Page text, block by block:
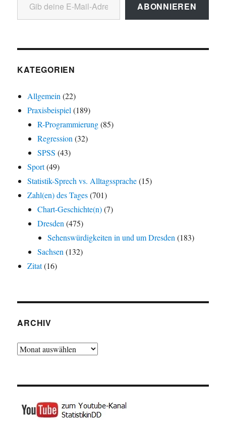
ABONNIEREN
KATEGORIEN
Allgemein (22)
Praxisbeispiel (189)
R-Programmierung(85)
Regression (32)
SPSS (43)
Sport(49)
Statistik-Sprech vs. Alltagssprache(15)
Zahl(en) des Tages(701)
Chart-Geschichte(n)(7)
Dresden (475)
Sehenswürdigkeiten in und um Dresden (183)
Sachsen (132)
Zitat(16)
ARCHIV
Archiv